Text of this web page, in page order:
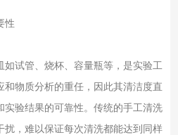
性
试管、烧杯、容量瓶等，是实验工
物质分析的重任，因此其清洁度直
实验结果的可靠性。传统的手工清洗
扰，难以保证每次清洗都能达到同样